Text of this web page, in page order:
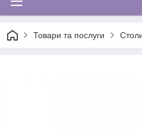
Товари та послуги